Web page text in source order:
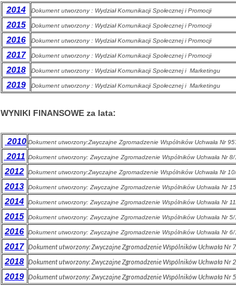
2014 Dokument utworzony : Wydział Komunikacji Społecznej i Promocji
2015 Dokument utworzony : Wydział Komunikacji Społecznej i Promocji
2016 Dokument utworzony : Wydział Komunikacji Społecznej i Promocji
2017 Dokument utworzony : Wydział Komunikacji Społecznej i Promocji
2018 Dokument utworzony : Wydział Komunikacji Społecznej i Marketingu
2019 Dokument utworzony : Wydział Komunikacji Społecznej i Marketingu
WYNIKI FINANSOWE za lata:
2010 Dokument utworzony:Zwyczajne Zgromadzenie Wspólników Uchwała Nr
2011 Dokument utworzony: Zwyczajne Zgromadzenie Wspólników Uchwała Nr
2012 Dokument utworzony:Zwyczajne Zgromadzenie Wspólników Uchwała Nr
2013 Dokument utworzony: Zwyczajne Zgromadzenie Wspólników Uchwała Nr
2014 Dokument utworzony: Zwyczajne Zgromadzenie Wspólników Uchwała Nr
2015 Dokument utworzony: Zwyczajne Zgromadzenie Wspólników Uchwała Nr
2016 Dokument utworzony: Zwyczajne Zgromadzenie Wspólników Uchwała Nr
2017 Dokument utworzony:Zwyczajne Zgromadzenie Wspólników Uchwała Nr
2018 Dokument utworzony:Zwyczajne Zgromadzenie Wspólników Uchwała Nr
2019 Dokument utworzony:Zwyczajne Zgromadzenie Wspólników Uchwała Nr